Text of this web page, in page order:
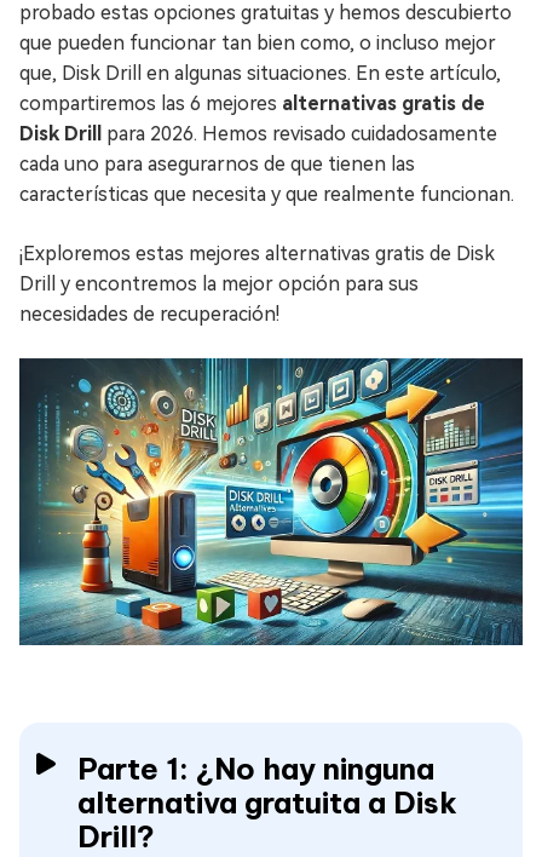
probado estas opciones gratuitas y hemos descubierto
que pueden funcionar tan bien como, o incluso mejor
que, Disk Drill en algunas situaciones. En este artículo,
compartiremos las 6 mejores alternativas gratis de
Disk Drill
para 2026. Hemos revisado cuidadosamente
cada uno para asegurarnos de que tienen las
características que necesita y que realmente funcionan.
¡Exploremos estas mejores alternativas gratis de Disk
Drill y encontremos la mejor opción para sus
necesidades de recuperación!
Parte 1: ¿No hay ninguna
alternativa gratuita a Disk
Drill?